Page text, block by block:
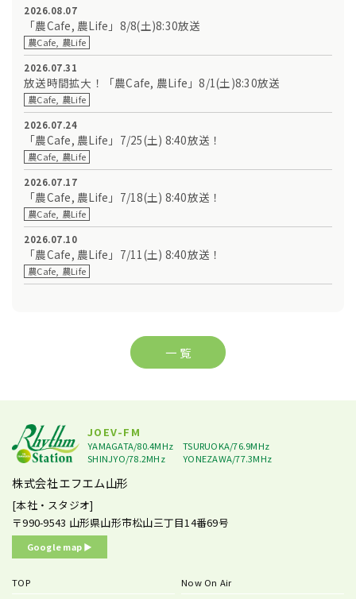
2026.08.07
「農Cafe, 農Life」8/8(土)8:30放送
農Cafe, 農Life
2026.07.31
放送時間拡大！「農Cafe, 農Life」8/1(土)8:30放送
農Cafe, 農Life
2026.07.24
「農Cafe, 農Life」7/25(土) 8:40放送！
農Cafe, 農Life
2026.07.17
「農Cafe, 農Life」7/18(土) 8:40放送！
農Cafe, 農Life
2026.07.10
「農Cafe, 農Life」7/11(土) 8:40放送！
農Cafe, 農Life
一 覧
JOEV-FM
YAMAGATA/80.4MHz
TSURUOKA/76.9MHz
SHINJYO/78.2MHz
YONEZAWA/77.3MHz
株式会社エフエム山形
[本社・スタジオ]
〒990-9543 山形県山形市松山三丁目14番69号
Google map ▶︎
TOP
Now On Air